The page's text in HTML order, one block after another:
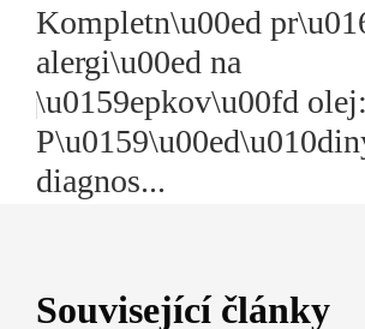
Kompletn\u00ed
alergi\u00ed na
\u0159epkov\u00fd olej:
diagnos...
Související články